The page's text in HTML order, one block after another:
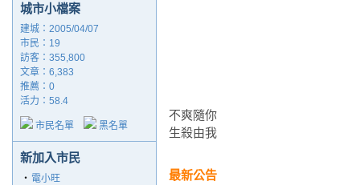
城市小檔案
建城：2005/04/07
市民：19
訪客：355,800
文章：6,383
推薦： 0
活力：58.4
市民名單 黑名單
新加入市民
‧ 電小旺
不爽隨你
生殺由我
最新公告